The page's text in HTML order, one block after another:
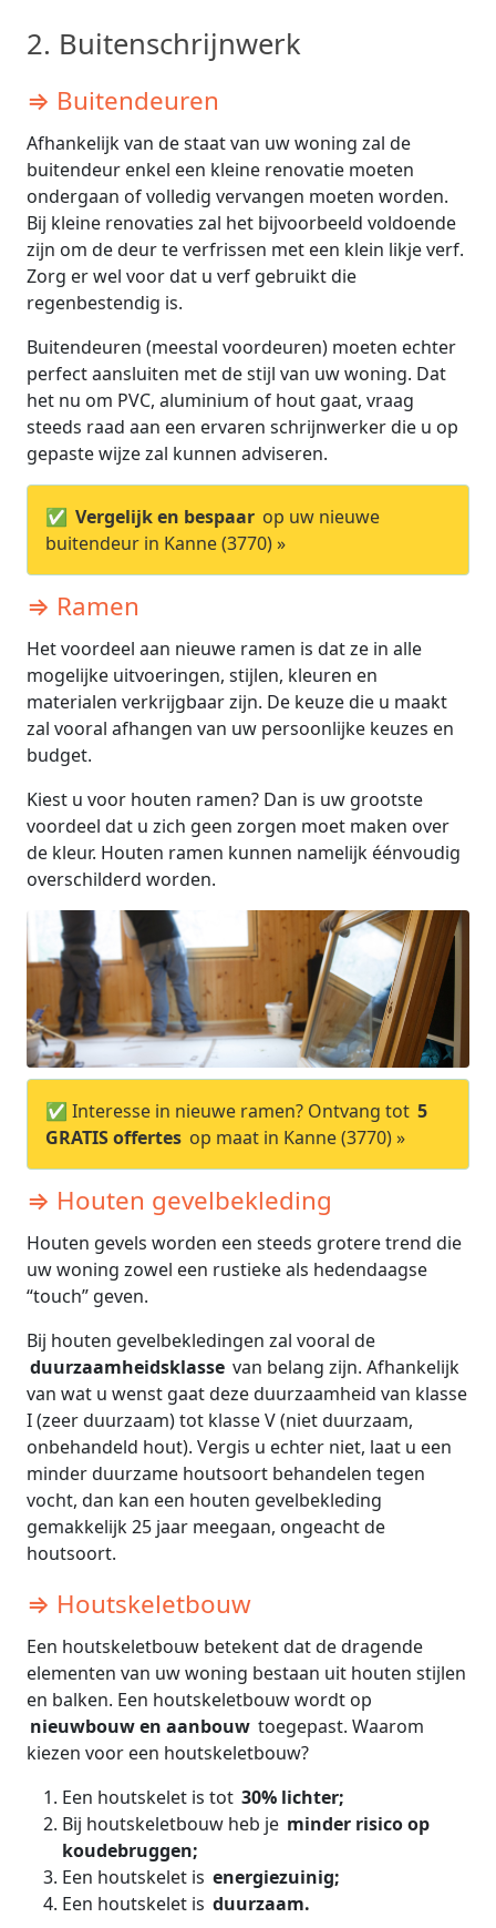
2. Buitenschrijnwerk
⇒ Buitendeuren
Afhankelijk van de staat van uw woning zal de
buitendeur enkel een kleine renovatie moeten
ondergaan of volledig vervangen moeten worden.
Bij kleine renovaties zal het bijvoorbeeld voldoende
zijn om de deur te verfrissen met een klein likje verf.
Zorg er wel voor dat u verf gebruikt die
regenbestendig is.
Buitendeuren (meestal voordeuren) moeten echter
perfect aansluiten met de stijl van uw woning. Dat
het nu om PVC, aluminium of hout gaat, vraag
steeds raad aan een ervaren schrijnwerker die u op
gepaste wijze zal kunnen adviseren.
✅ Vergelijk en bespaar op uw nieuwe
buitendeur in Kanne (3770) »
⇒ Ramen
Het voordeel aan nieuwe ramen is dat ze in alle
mogelijke uitvoeringen, stijlen, kleuren en
materialen verkrijgbaar zijn. De keuze die u maakt
zal vooral afhangen van uw persoonlijke keuzes en
budget.
Kiest u voor houten ramen? Dan is uw grootste
voordeel dat u zich geen zorgen moet maken over
de kleur. Houten ramen kunnen namelijk éénvoudig
overschilderd worden.
✅ Interesse in nieuwe ramen? Ontvang tot 5
GRATIS offertes op maat in Kanne (3770) »
⇒ Houten gevelbekleding
Houten gevels worden een steeds grotere trend die
uw woning zowel een rustieke als hedendaagse
“touch” geven.
Bij houten gevelbekledingen zal vooral de
duurzaamheidsklasse van belang zijn. Afhankelijk
van wat u wenst gaat deze duurzaamheid van klasse
I (zeer duurzaam) tot klasse V (niet duurzaam,
onbehandeld hout). Vergis u echter niet, laat u een
minder duurzame houtsoort behandelen tegen
vocht, dan kan een houten gevelbekleding
gemakkelijk 25 jaar meegaan, ongeacht de
houtsoort.
⇒ Houtskeletbouw
Een houtskeletbouw betekent dat de dragende
elementen van uw woning bestaan uit houten stijlen
en balken. Een houtskeletbouw wordt op
nieuwbouw en aanbouw toegepast. Waarom
kiezen voor een houtskeletbouw?
Een houtskelet is tot 30% lichter;
Bij houtskeletbouw heb je minder risico op
koudebruggen;
Een houtskelet is energiezuinig;
Een houtskelet is duurzaam.